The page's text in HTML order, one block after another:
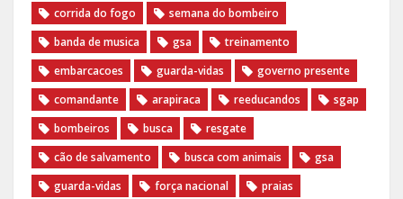
corrida do fogo
semana do bombeiro
banda de musica
gsa
treinamento
embarcacoes
guarda-vidas
governo presente
comandante
arapiraca reeducandos
sgap
bombeiros
busca
resgate
cão de salvamento
busca com animais
gsa
guarda-vidas
força nacional
praias